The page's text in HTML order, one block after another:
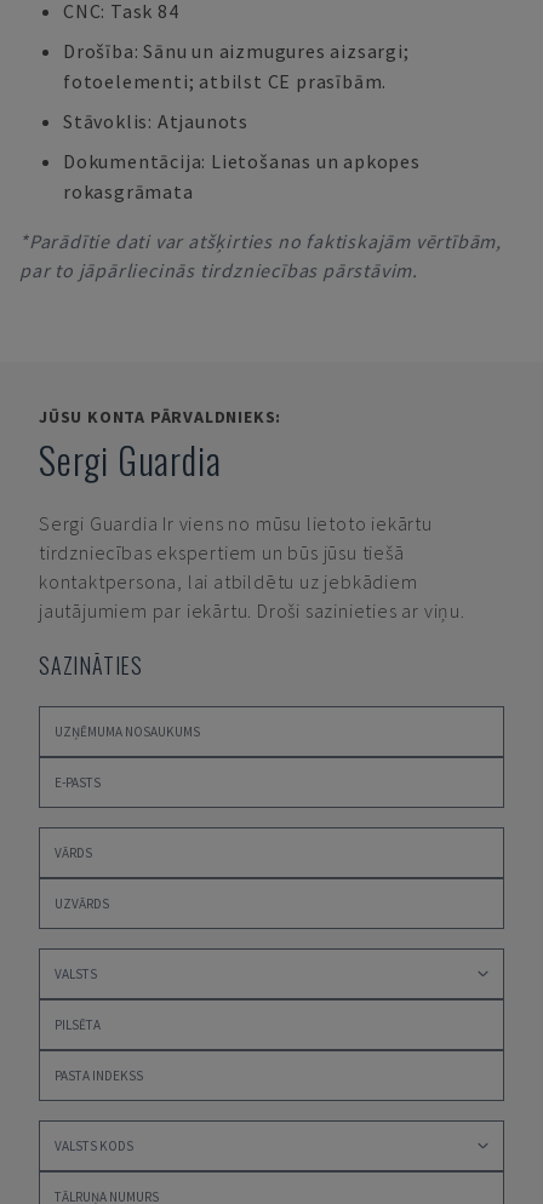
CNC: Task 84
Drošība: Sānu un aizmugures aizsargi;
fotoelementi; atbilst CE prasībām.
Stāvoklis: Atjaunots
Dokumentācija: Lietošanas un apkopes
rokasgrāmata
*Parādītie dati var atšķirties no faktiskajām vērtībām,
par to jāpārliecinās tirdzniecības pārstāvim.
JŪSU KONTA PĀRVALDNIEKS:
Sergi Guardia
Sergi Guardia Ir viens no mūsu lietoto iekārtu
tirdzniecības ekspertiem un būs jūsu tiešā
kontaktpersona, lai atbildētu uz jebkādiem
jautājumiem par iekārtu. Droši sazinieties ar viņu.
SAZINĀTIES